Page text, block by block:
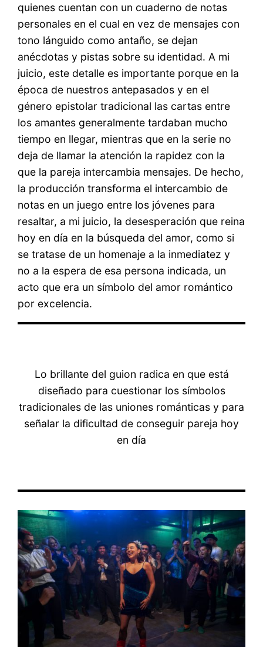
quienes cuentan con un cuaderno de notas
personales en el cual en vez de mensajes con
tono lánguido como antaño, se dejan
anécdotas y pistas sobre su identidad. A mi
juicio, este detalle es importante porque en la
época de nuestros antepasados y en el
género epistolar tradicional las cartas entre
los amantes generalmente tardaban mucho
tiempo en llegar, mientras que en la serie no
deja de llamar la atención la rapidez con la
que la pareja intercambia mensajes. De hecho,
la producción transforma el intercambio de
notas en un juego entre los jóvenes para
resaltar, a mi juicio, la desesperación que reina
hoy en día en la búsqueda del amor, como si
se tratase de un homenaje a la inmediatez y
no a la espera de esa persona indicada, un
acto que era un símbolo del amor romántico
por excelencia.
Lo brillante del guion radica en que está
diseñado para cuestionar los símbolos
tradicionales de las uniones románticas y para
señalar la dificultad de conseguir pareja hoy
en día